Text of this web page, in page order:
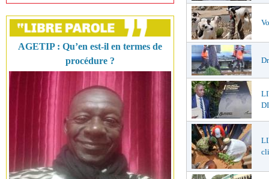
AGETIP : Qu’en est-il en termes de
procédure ?